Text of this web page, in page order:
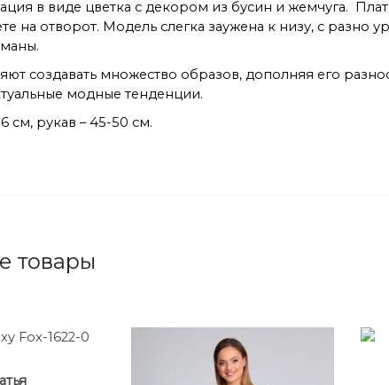
в виде цветка с декором из бусин и жемчуга.
отворот. Модель слегка заужена к низу, с разно
создавать множество образов, дополняя его
модные тенденции.
см, рукав – 45-50 см.
товары